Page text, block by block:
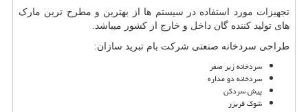
تجهیزات مورد استفاده در سیستم ها از بهترین و مطرح ترین مارک
های تولید کننده گان داخل و خارج از کشور میباشد.
طراحی سردخانه صنعتی شرکت بام تبرید سازان:
سردخانه زیر صفر
سردخانه دو مداره
پیش سردکن
شوک فریزر